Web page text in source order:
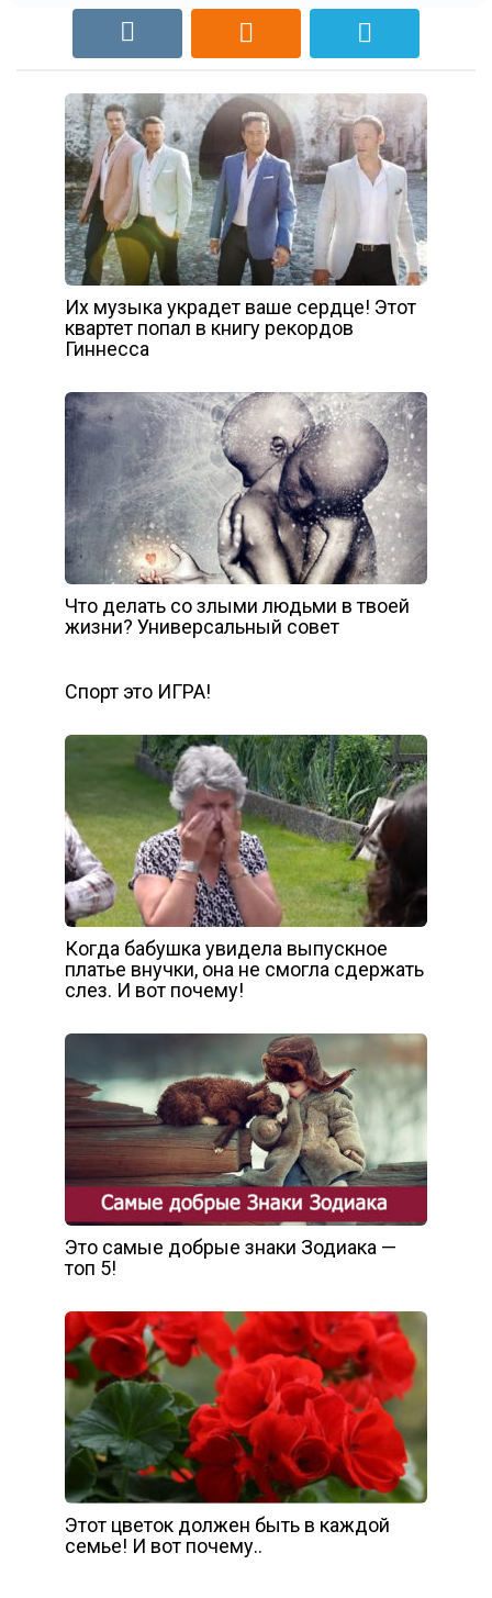
Их музыка украдет ваше сердце! Этот
квартет попал в книгу рекордов
Гиннесса
Что делать со злыми людьми в твоей
жизни? Универсальный совет
Спорт это ИГРА!
Когда бабушка увидела выпускное
платье внучки, она не смогла сдержать
слез. И вот почему!
Это самые добрые знаки Зодиака —
топ 5!
Этот цветок должен быть в каждой
семье! И вот почему..